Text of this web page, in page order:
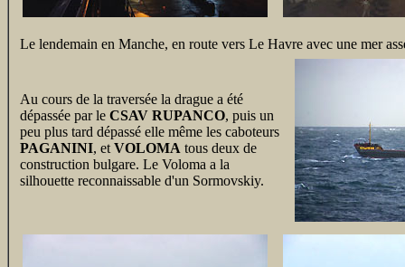
Le lendemain en Manche, en route vers Le Havre avec une mer
Au cours de la traversée la drague a été
dépassée par le CSAV RUPANCO, puis un
peu plus tard dépassé elle même les caboteurs
PAGANINI, et VOLOMA tous deux de
construction bulgare. Le Voloma a la
silhouette reconnaissable d'un Sormovskiy.